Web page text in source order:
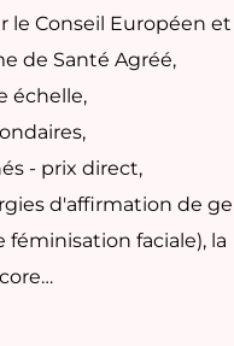
le Conseil Européen et
de Santé Agréé,
échelle,
- prix direct,
d'affirmation de
faciale), la